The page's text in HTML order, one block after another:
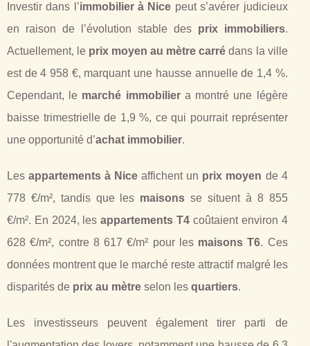
Investir dans l’immobilier à Nice peut s’avérer judicieux
en raison de l’évolution stable des prix immobiliers.
Actuellement, le prix moyen au mètre carré dans la ville
est de 4 958 €, marquant une hausse annuelle de 1,4 %.
Cependant, le marché immobiliera montré une légère
baisse trimestrielle de 1,9 %, ce qui pourrait représenter
une opportunité d’achat immobilier.
Lesappartements à Nice affichent un prix moyen de 4
778 €/m², tandis que les maisons se situent à 8 855
€/m². En 2024, lesappartements T4 coûtaient environ 4
628 €/m², contre 8 617 €/m² pour les maisons T6. Ces
données montrent que le marché reste attractif malgré les
disparités de prix au mètre selon les quartiers.
Les investisseurs peuvent également tirer parti de